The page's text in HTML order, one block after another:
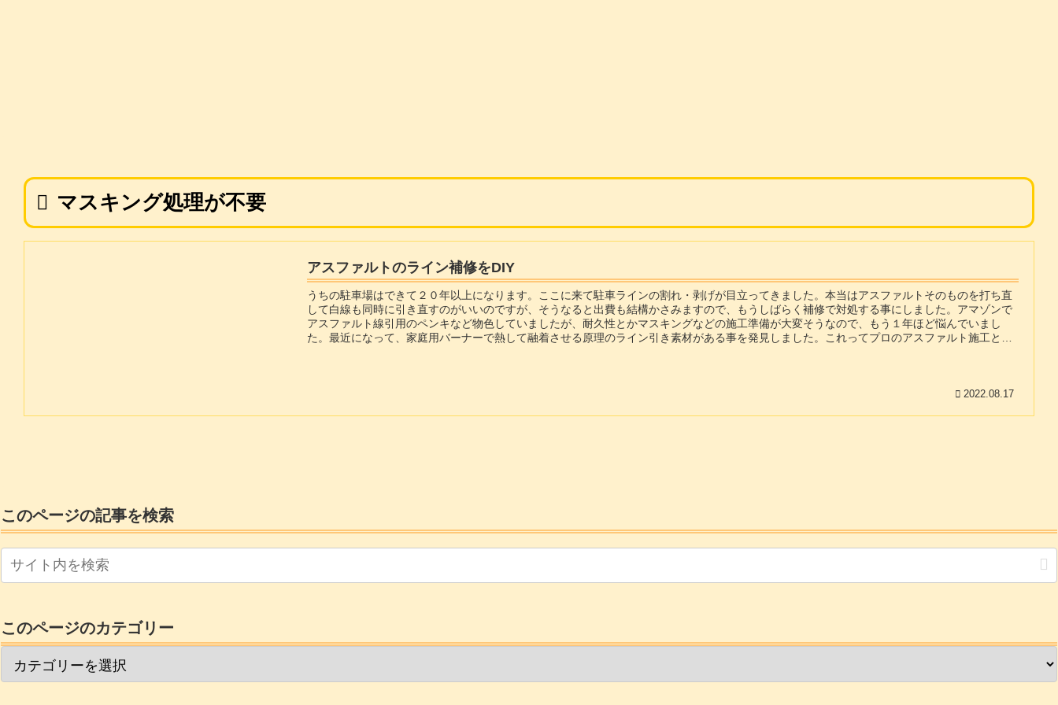
マスキング処理が不要
アスファルトのライン補修をDIY
うちの駐車場はできて２０年以上になります。ここに来て駐車ラインの割れ・剥げが目立ってきました。本当はアスファルトそのものを打ち直
して白線も同時に引き直すのがいいのですが、そうなると出費も結構かさみますので、もうしばらく補修で対処する事にしました。アマゾンで
アスファルト線引用のペンキなど物色していましたが、耐久性とかマスキングなどの施工準備が大変そうなので、もう１年ほど悩んでいまし
た。最近になって、家庭用バーナーで熱して融着させる原理のライン引き素材がある事を発見しました。これってプロのアスファルト施工と同
2022.08.17
このページの記事を検索
このページのカテゴリー